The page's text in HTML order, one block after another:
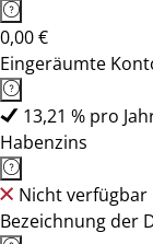
0,00 €
Eingeräumte
13,21 % pro
Habenzins
Nicht verfügbar
Bezeichnung der